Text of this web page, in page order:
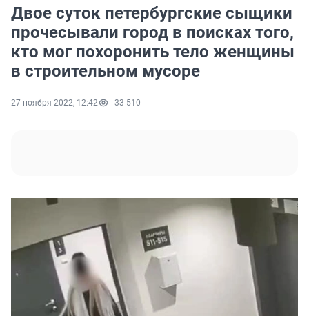
Двое суток петербургские сыщики
прочесывали город в поисках того,
кто мог похоронить тело женщины
в строительном мусоре
27 ноября 2022, 12:42 33 510